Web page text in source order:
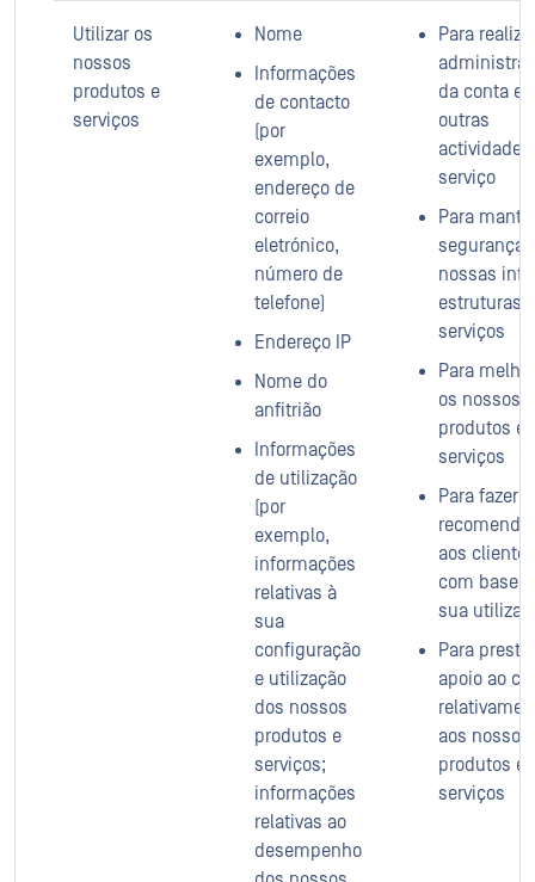
Utilizar os
nossos
produtos e
serviços
Nome
Informações
de contacto
(por
exemplo,
endereço de
correio
eletrónico,
número de
telefone)
Endereço IP
Nome do
anfitrião
Informações
de utilização
(por
exemplo,
informações
relativas à
sua
configuração
e utilização
dos nossos
produtos e
serviços;
informações
relativas ao
desempenho
Para
da conta e
outras
actividades
serviço
Para
segurança
nossas
estruturas e
serviços
Para
os nossos
produtos e
serviços
Para fazer
aos clientes
com base
sua
Para prestar
apoio ao
aos nossos
produtos e
serviços